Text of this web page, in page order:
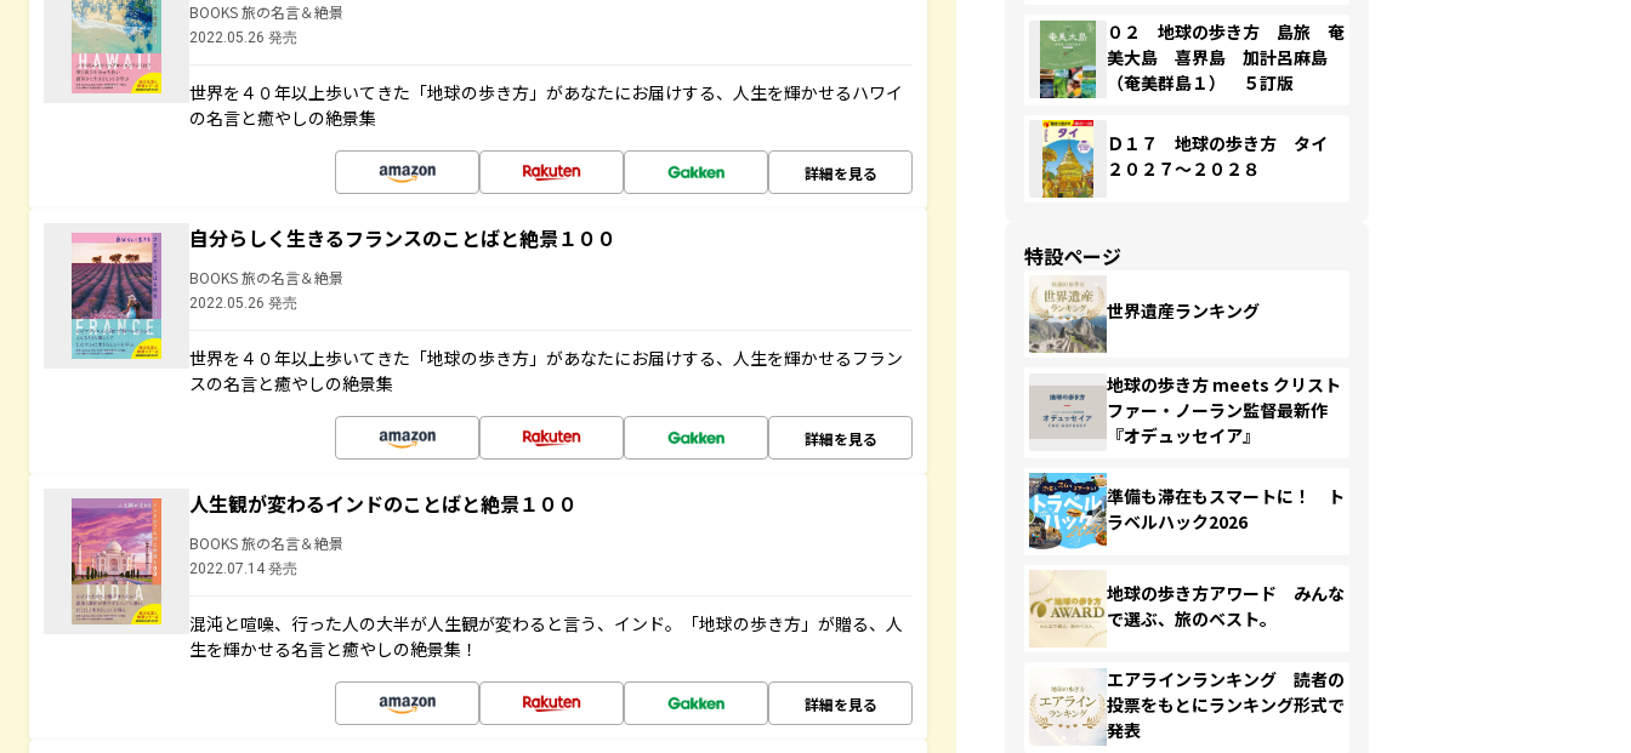
BOOKS 旅の名言＆絶景
2022.05.26 発売
世界を４０年以上歩いてきた「地球の歩き方」があなたにお届けする、人生を輝かせるハワイ
の名言と癒やしの絶景集
詳細を見る
自分らしく生きるフランスのことばと絶景１００
BOOKS 旅の名言＆絶景
2022.05.26 発売
世界を４０年以上歩いてきた「地球の歩き方」があなたにお届けする、人生を輝かせるフラン
スの名言と癒やしの絶景集
詳細を見る
人生観が変わるインドのことばと絶景１００
BOOKS 旅の名言＆絶景
2022.07.14 発売
混沌と喧噪、行った人の大半が人生観が変わると言う、インド。「地球の歩き方」が贈る、人
生を輝かせる名言と癒やしの絶景集！
詳細を見る
０２ 地球の歩き方 島旅 奄
美大島 喜界島 加計呂麻島
（奄美群島１） ５訂版
Ｄ１７ 地球の歩き方 タイ
２０２７～２０２８
特設ページ
世界遺産ランキング
地球の歩き方 meets クリスト
ファー・ノーラン監督最新作
『オデュッセイア』
準備も滞在もスマートに！ ト
ラベルハック2026
地球の歩き方アワード みんな
で選ぶ、旅のベスト。
エアラインランキング 読者の
投票をもとにランキング形式で
発表